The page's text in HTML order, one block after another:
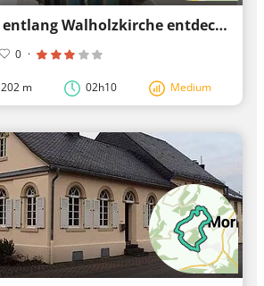
Die Umgebung entlang Walholzkirche entdecken
0 ·
202 m 02h10 Medium